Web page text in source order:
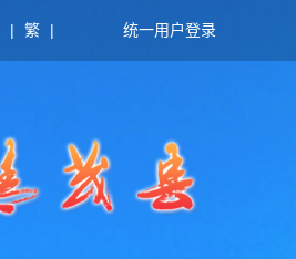
| 繁 | 统一用户登录